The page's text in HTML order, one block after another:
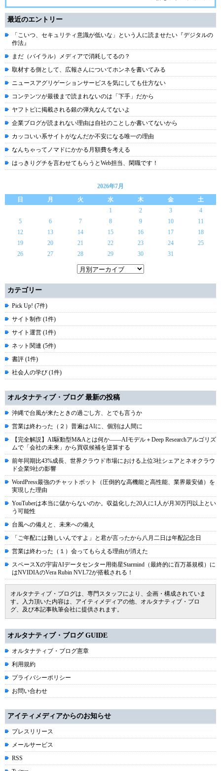
最近のエントリー
「こいつ、セキュリティ意識が低いな」という人に読ませたい『デジタルの
作法』
まだ（バイラル）メディアで消耗してるの？
取材する側として、広報さんについてホンネを書いてみる
ニュースアグリゲーションサービスを気にしても仕方ない
コンテンツが最後まで読まれないのは「下手」だから
ヤフトピに掲載される銀の弾丸なんてないよ
企業ブログが読まれない理由は自社のことしか書いてないから
カッコいい系サイトがなんだか不安になる唯一の理由
なんちゃってノマドにかかる月額費を考える
はっきりグチを言わせてもらうとWeb担当、閑職です！
2026年7月
日
月 火 水 木 金
土
1
2 3
4
5
6 7 8 9 10
11
12
13 14 15 16 17
18
19
20 21 22 23 24
25
26
27 28 29 30 31
カテゴリー
Pick Up! (7件)
サイト制作 (1件)
サイト運営 (1件)
ネット関連 (5件)
書評 (1件)
社会人の学び (1件)
オルタナティブ・ブログ 最新の投稿
沖縄で台風が来たときの過ごし方、とでも言うか
営業は終わった（２）普遍はAIに、個別は人間に
【完全解説】AI駆動型M&Aとは何か――AIモデル＋Deep Researchアルゴリズ
ムで「会社の未来」から買収候補を逆算する
前年同期比43%成長、世界クラウド市場における上位3社シェアとネオクラウ
ド企業9社の影響
WordPress最強のチャットボット（圧倒的な高機能と高性能、業界最安値）を
実現した理由
YouTuberは本当に儲からないのか。収益化した20人に1人が月30万円以上とい
う可能性
台風への備えと、未来への備え
「ご年配には難しいんですよ」と君が言ったから八月二日は年配記念日
営業は終わった（１）会ってもらえる理由が消えた
スペースXの宇宙AIデータセンター用衛星Starmind（最終的に百万基規模）に
はNVIDIAのVera Rubin NVL72が搭載される！
オルタナティブ・ブログは、専門スタッフにより、企画・構成されていま
す。入力頂いた内容は、アイティメディアの他、オルタナティブ・ブロ
グ、及び本記事執筆会社に提供されます。
オルタナティブ・ブログ GUIDE
オルタナティブ・ブログ憲章
利用規約
プライバシーポリシー
お問い合わせ
アイティメディアからのお知らせ
プレスリリース
メールサービス
RSS